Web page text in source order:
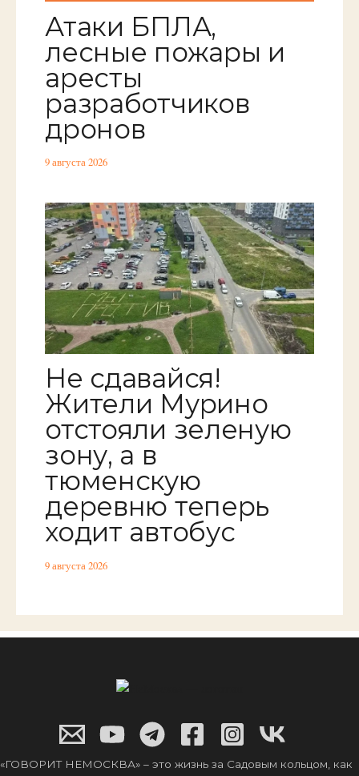
Атаки БПЛА,
лесные пожары и
аресты
разработчиков
дронов
9 августа 2026
Не сдавайся!
Жители Мурино
отстояли зеленую
зону, а в
тюменскую
деревню теперь
ходит автобус
9 августа 2026
«ГОВОРИТ НЕМОСКВА» – это жизнь за Садовым кольцом, как